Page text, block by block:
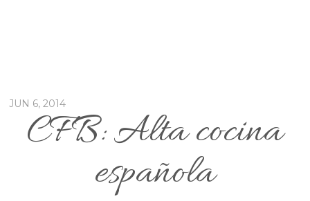
JUN 6, 2014
CFB: Alta cocina
española